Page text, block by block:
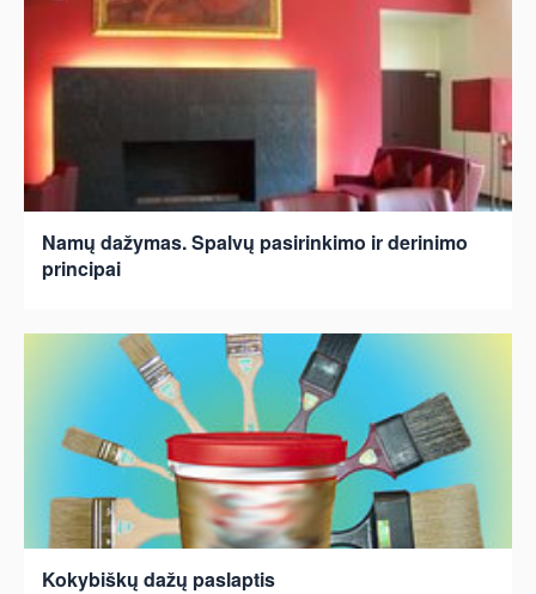
Namų dažymas. Spalvų pasirinkimo ir derinimo
principai
Kokybiškų dažų paslaptis